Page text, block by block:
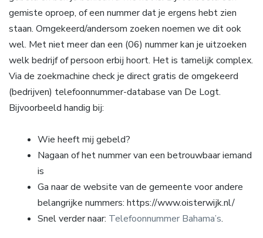
gemiste oproep, of een nummer dat je ergens hebt zien
staan. Omgekeerd/andersom zoeken noemen we dit ook
wel. Met niet meer dan een (06) nummer kan je uitzoeken
welk bedrijf of persoon erbij hoort. Het is tamelijk complex.
Via de zoekmachine check je direct gratis de omgekeerd
(bedrijven) telefoonnummer-database van De Logt.
Bijvoorbeeld handig bij:
Wie heeft mij gebeld?
Nagaan of het nummer van een betrouwbaar iemand
is
Ga naar de website van de gemeente voor andere
belangrijke nummers: https://www.oisterwijk.nl/
Snel verder naar: Telefoonnummer Bahama’s.